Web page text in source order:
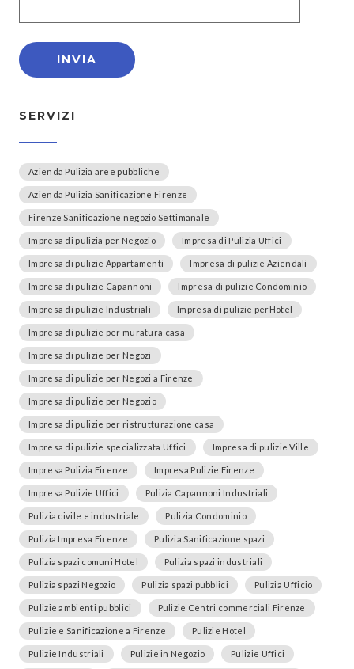
SERVIZI
Azienda Pulizia aree pubbliche
Azienda Pulizia Sanificazione Firenze
Firenze Sanificazione negozio Settimanale
Impresa di pulizia per Negozio Impresa di Pulizia Uffici
Impresa di pulizie Appartamenti Impresa di pulizie Aziendali
Impresa di pulizie Capannoni Impresa di pulizie Condominio
Impresa di pulizie Industriali Impresa di pulizie perHotel
Impresa di pulizie per muratura casa
Impresa di pulizie per Negozi
Impresa di pulizie per Negozi a Firenze
Impresa di pulizie per Negozio
Impresa di pulizie per ristrutturazione casa
Impresa di pulizie specializzata Uffici Impresa di pulizie Ville
Impresa Pulizia Firenze Impresa Pulizie Firenze
Impresa Pulizie Uffici Pulizia Capannoni Industriali
Pulizia civile e industriale Pulizia Condominio
Pulizia Impresa Firenze Pulizia Sanificazione spazi
Pulizia spazi comuni Hotel Pulizia spazi industriali
Pulizia spazi Negozio Pulizia spazi pubblici Pulizia Ufficio
Pulizie ambienti pubblici Pulizie Centri commerciali Firenze
Pulizie e Sanificazione a Firenze Pulizie Hotel
Pulizie Industriali Pulizie in Negozio Pulizie Uffici